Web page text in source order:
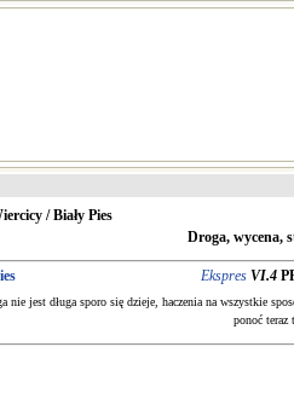
/ Biały Pies
Droga, wycena,
Ekspres VI.4
nie jest długa sporo się dzieje, haczenia na wszystkie
ponoć teraz